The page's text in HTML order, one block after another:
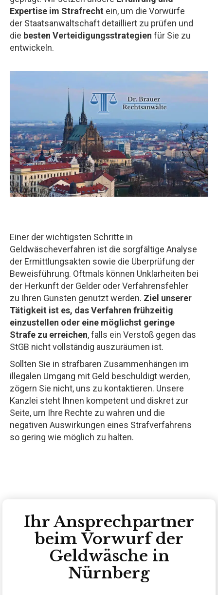
Expertise im Strafrecht ein, um die Vorwürfe
der Staatsanwaltschaft detailliert zu prüfen und
die besten Verteidigungsstrategien für Sie zu
entwickeln.
Einer der wichtigsten Schritte in
Geldwäscheverfahren ist die sorgfältige Analyse
der Ermittlungsakten sowie die Überprüfung der
Beweisführung. Oftmals können Unklarheiten bei
der Herkunft der Gelder oder Verfahrensfehler
zu Ihren Gunsten genutzt werden. Ziel unserer
Tätigkeit ist es, das Verfahren frühzeitig
einzustellen oder eine möglichst geringe
Strafe zu erreichen, falls ein Verstoß gegen das
StGB nicht vollständig auszuräumen ist.
Sollten Sie in strafbaren Zusammenhängen im
illegalen Umgang mit Geld beschuldigt werden,
zögern Sie nicht, uns zu kontaktieren. Unsere
Kanzlei steht Ihnen kompetent und diskret zur
Seite, um Ihre Rechte zu wahren und die
negativen Auswirkungen eines Strafverfahrens
so gering wie möglich zu halten.
Ihr Ansprechpartner
beim Vorwurf der
Geldwäsche in
Nürnberg